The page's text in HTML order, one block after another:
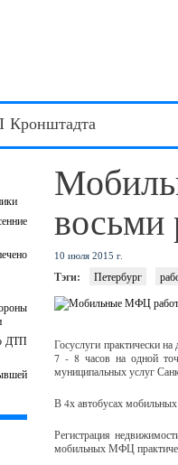
ДТП
восьми
10 июля 2015 г.
Тэги: Петербург
Госуслуги практически
7 - 8 часов на одной
муниципальных услуг
В 4х автобусах
Регистрация
мобильных МФЦ